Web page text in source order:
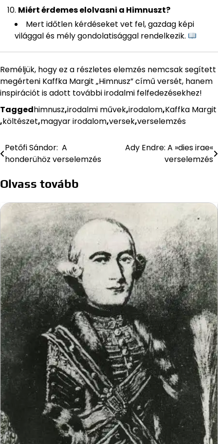
Miért érdemes elolvasni a Himnuszt?
Mert időtlen kérdéseket vet fel, gazdag képi
világgal és mély gondolatisággal rendelkezik.
Reméljük, hogy ez a részletes elemzés nemcsak segített
megérteni Kaffka Margit „Himnusz” című versét, hanem
inspirációt is adott további irodalmi felfedezésekhez!
Taggedhimnusz,irodalmi művek,irodalom,Kaffka Margit
,költészet,magyar irodalom,versek,verselemzés
Bejegyzés
Petőfi Sándor: A
honderühöz verselemzés
Ady Endre: A »dies irae«
verselemzés
Olvass tovább